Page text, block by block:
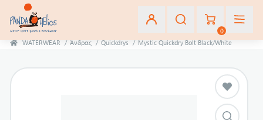
0
WATERWEAR / Άνδρας / Quickdrys / Mystic Quickdry Bolt Black/White